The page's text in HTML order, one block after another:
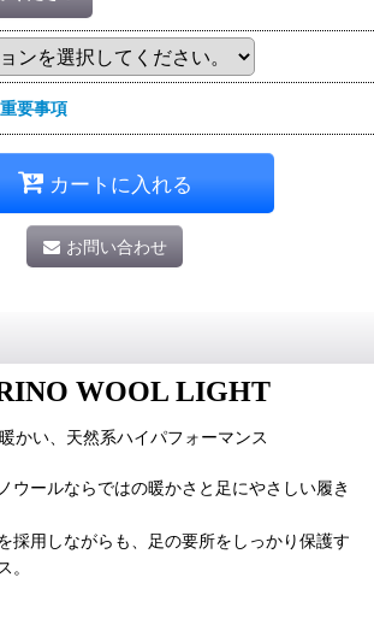
要事項
カートに入れる
お問い合わせ
WOOL LIGHT
かい、天然系ハイパフォーマンス
ウールならではの暖かさと足にやさしい履き
採用しながらも、足の要所をしっかり保護す
。